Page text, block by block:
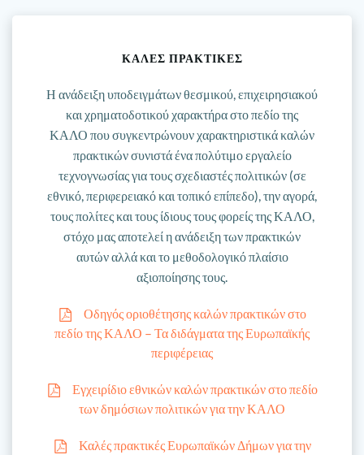
ΚΑΛΕΣ ΠΡΑΚΤΙΚΕΣ
Η ανάδειξη υποδειγμάτων θεσμικού, επιχειρησιακού
και χρηματοδοτικού χαρακτήρα στο πεδίο της
ΚΑΛΟ που συγκεντρώνουν χαρακτηριστικά καλών
πρακτικών συνιστά ένα πολύτιμο εργαλείο
τεχνογνωσίας για τους σχεδιαστές πολιτικών (σε
εθνικό, περιφερειακό και τοπικό επίπεδο), την αγορά,
τους πολίτες και τους ίδιους τους φορείς της ΚΑΛΟ,
στόχο μας αποτελεί η ανάδειξη των πρακτικών
αυτών αλλά και το μεθοδολογικό πλαίσιο
αξιοποίησης τους.
Οδηγός οριοθέτησης καλών πρακτικών στο
πεδίο της ΚΑΛΟ – Τα διδάγματα της Ευρωπαϊκής
περιφέρειας
Εγχειρίδιο εθνικών καλών πρακτικών στο πεδίο
των δημόσιων πολιτικών για την ΚΑΛΟ
Καλές πρακτικές Ευρωπαϊκών Δήμων για την